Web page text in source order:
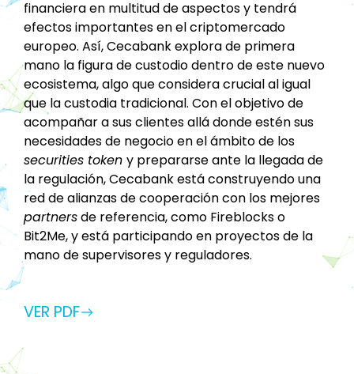
financiera en multitud de aspectos y tendrá
efectos importantes en el criptomercado
europeo. Así, Cecabank explora de primera
mano la figura de custodio dentro de este nuevo
ecosistema, algo que considera crucial al igual
que la custodia tradicional. Con el objetivo de
acompañar a sus clientes allá donde estén sus
necesidades de negocio en el ámbito de los
securities token y prepararse ante la llegada de
la regulación, Cecabank está construyendo una
red de alianzas de cooperación con los mejores
partnersde referencia, como Fireblocks o
Bit2Me, y está participando en proyectos de la
mano de supervisores y reguladores.
VER PDF